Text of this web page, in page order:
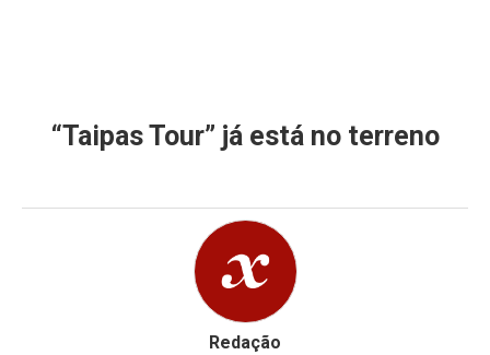
“Taipas Tour” já está no terreno
Redação